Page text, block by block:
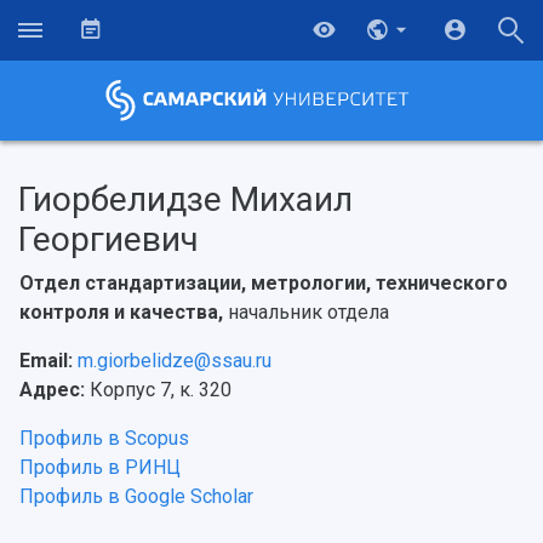
Гиорбелидзе Михаил
Георгиевич
Отдел стандартизации, метрологии, технического
контроля и качества, начальник отдела
Email: m.giorbelidze@ssau.ru
Адрес: Корпус 7, к. 320
Профиль в Scopus
Профиль в РИНЦ
Профиль в Google Scholar